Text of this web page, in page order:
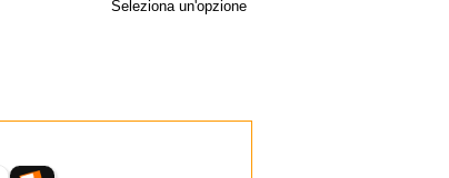
Seleziona un'opzione